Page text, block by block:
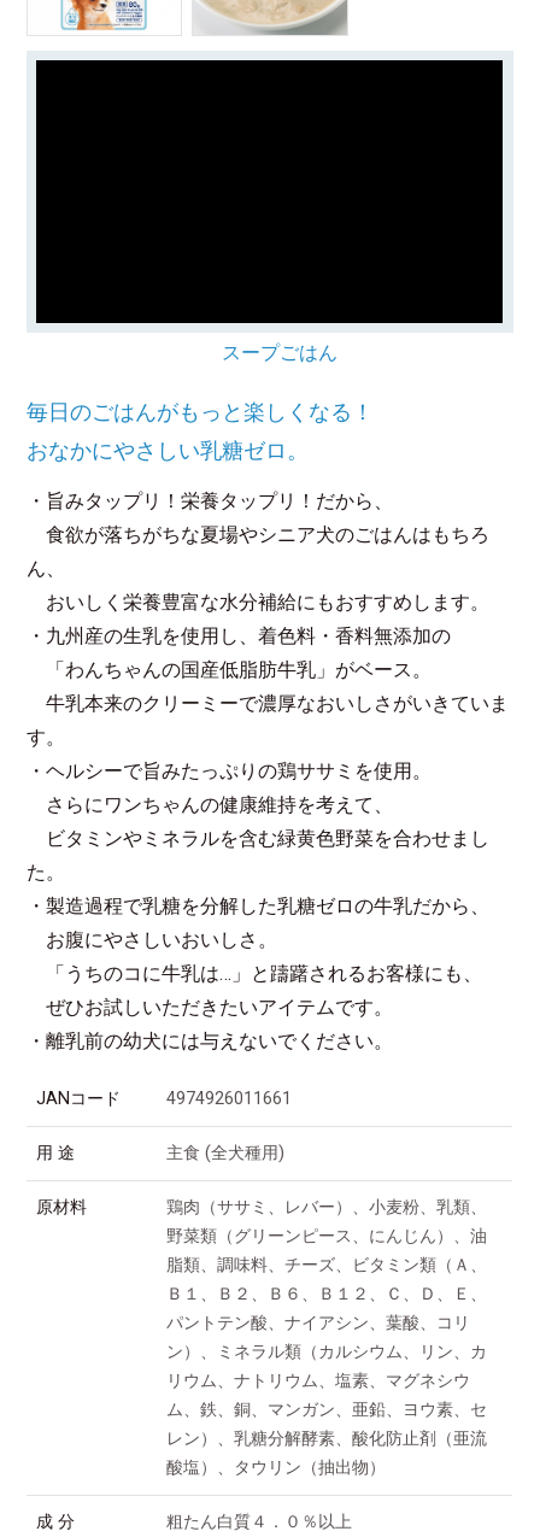
スープごはん
毎日のごはんがもっと楽しくなる！
おなかにやさしい乳糖ゼロ。
・旨みタップリ！栄養タップリ！だから、
食欲が落ちがちな夏場やシニア犬のごはんはもちろ
ん、
おいしく栄養豊富な水分補給にもおすすめします。
・九州産の生乳を使用し、着色料・香料無添加の
「わんちゃんの国産低脂肪牛乳」がベース。
牛乳本来のクリーミーで濃厚なおいしさがいきていま
す。
・ヘルシーで旨みたっぷりの鶏ササミを使用。
さらにワンちゃんの健康維持を考えて、
ビタミンやミネラルを含む緑黄色野菜を合わせまし
た。
・製造過程で乳糖を分解した乳糖ゼロの牛乳だから、
お腹にやさしいおいしさ。
「うちのコに牛乳は…」と躊躇されるお客様にも、
ぜひお試しいただきたいアイテムです。
・離乳前の幼犬には与えないでください。
JANコード 4974926011661
用 途 主食 (全犬種用)
原材料
鶏肉（ササミ、レバー）、小麦粉、乳類、
野菜類（グリーンピース、にんじん）、油
脂類、調味料、チーズ、ビタミン類（Ａ、
Ｂ１、Ｂ２、Ｂ６、Ｂ１２、Ｃ、Ｄ、Ｅ、
パントテン酸、ナイアシン、葉酸、コリ
ン）、ミネラル類（カルシウム、リン、カ
リウム、ナトリウム、塩素、マグネシウ
ム、鉄、銅、マンガン、亜鉛、ヨウ素、セ
レン）、乳糖分解酵素、酸化防止剤（亜流
酸塩）、タウリン（抽出物）
成 分 粗たん白質４．０％以上